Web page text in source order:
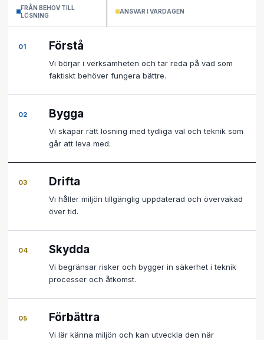
FRÅN BEHOV TILL
LÖSNING
ANSVAR I VARDAGEN
01 Förstå
Vi börjar i verksamheten och tar reda på vad som
faktiskt behöver fungera bättre.
02 Bygga
Vi skapar rätt lösning med tydliga val och teknik som
går att leva med.
03 Drifta
Vi håller miljön tillgänglig uppdaterad och övervakad
över tid.
04 Skydda
Vi begränsar risker och bygger in säkerhet i teknik
processer och åtkomst.
05 Förbättra
Vi lär känna miljön och kan utveckla den när